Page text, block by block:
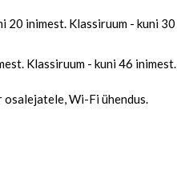
20 inimest. Klassiruum - kuni 30
Klassiruum - kuni 46 inimest.
Wi-Fi ühendus.